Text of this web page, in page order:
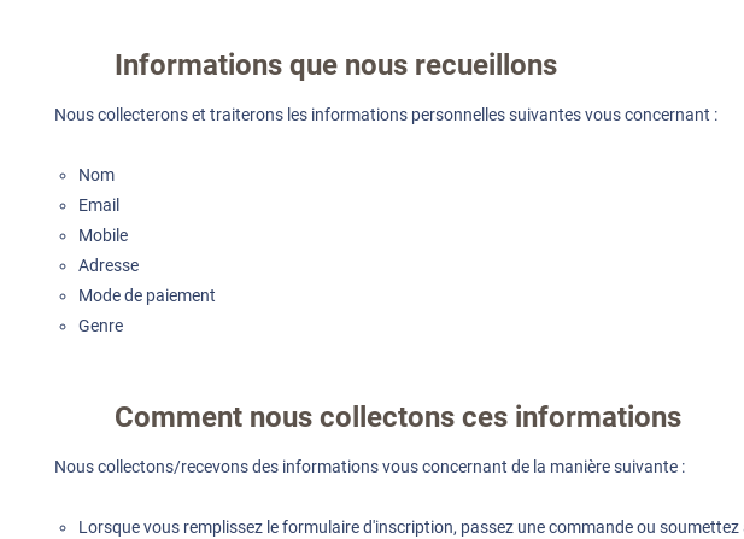
Informations que nous recueillons
Nous collecterons et traiterons les informations personnelles suivantes vous concernant :
Nom
Email
Mobile
Adresse
Mode de paiement
Genre
Comment nous collectons ces informations
Nous collectons/recevons des informations vous concernant de la manière suivante :
Lorsque vous remplissez le formulaire d'inscription, passez une commande ou